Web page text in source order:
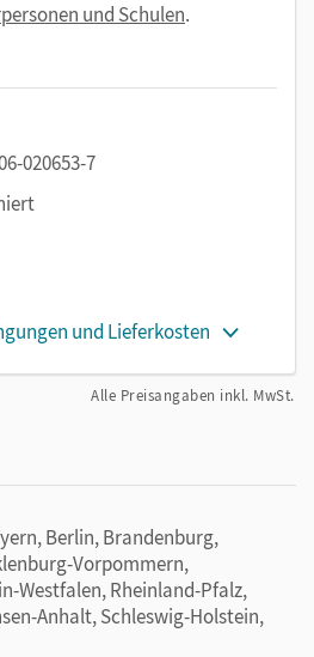
und Schulen.
020653-7
und Lieferkosten
Alle Preisangaben inkl. MwSt.
Berlin, Brandenburg,
Vorpommern,
Westfalen, Rheinland-Pfalz,
Anhalt, Schleswig-Holstein,